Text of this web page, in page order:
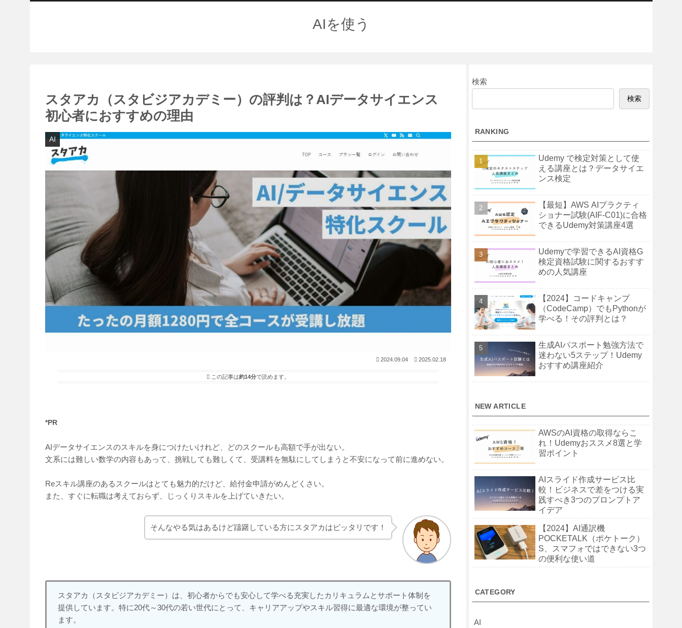
AIを使う
スタアカ（スタビジアカデミー）の評判は？AIデータサイエンス
初心者におすすめの理由
AI
2024.09.04 2025.02.18
この記事は約14分で読めます。
*PR
AIデータサイエンスのスキルを身につけたいけれど、どのスクールも高額で手が出ない。
文系には難しい数学の内容もあって、挑戦しても難しくて、受講料を無駄にしてしまうと不安になって前に進めない。
Reスキル講座のあるスクールはとても魅力的だけど、給付金申請がめんどくさい。
また、すぐに転職は考えておらず、じっくりスキルを上げていきたい。
そんなやる気はあるけど躊躇している方にスタアカはピッタリです！
スタアカ（スタビジアカデミー）は、初心者からでも安心して学べる充実したカリキュラムとサポート体制を
提供しています。特に20代～30代の若い世代にとって、キャリアアップやスキル習得に最適な環境が整ってい
ます。
検索
検索
RANKING
Udemy で検定対策として使
える講座とは？データサイエ
ンス検定
【最短】AWS AIプラクティ
ショナー試験(AIF-C01)に合格
できるUdemy対策講座4選
Udemyで学習できるAI資格G
検定資格試験に関するおすす
めの人気講座
【2024】コードキャンプ
（CodeCamp）でもPythonが
学べる！その評判とは？
生成AIパスポート勉強方法で
迷わない5ステップ！Udemy
おすすめ講座紹介
NEW ARTICLE
AWSのAI資格の取得ならこ
れ！Udemyおススメ8選と学
習ポイント
AIスライド作成サービス比
較！ビジネスで差をつける実
践すべき3つのプロンプトア
イデア
【2024】AI通訳機
POCKETALK（ポケトーク）
S、スマフォではできない3つ
の便利な使い道
CATEGORY
AI